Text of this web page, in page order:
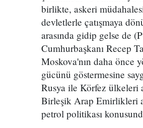
birlikte, askeri
devletlerle çatışmaya
arasında gidip gelse de
Cumhurbaşkanı Recep
Moskova'nın daha önce
gücünü göstermesine
Rusya ile Körfez ülkeleri
Birleşik Arap Emirlikleri
petrol politikası